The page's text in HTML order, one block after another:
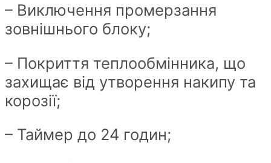
– Виключення промерзання
зовнішнього блоку;
– Покриття теплообмінника, що
захищає від утворення накипу та
корозії;
– Таймер до 24 годин;